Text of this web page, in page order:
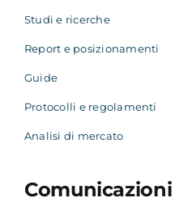
Studi e ricerche
Report e posizionamenti
Guide
Protocolli e regolamenti
Analisi di mercato
Comunicazioni